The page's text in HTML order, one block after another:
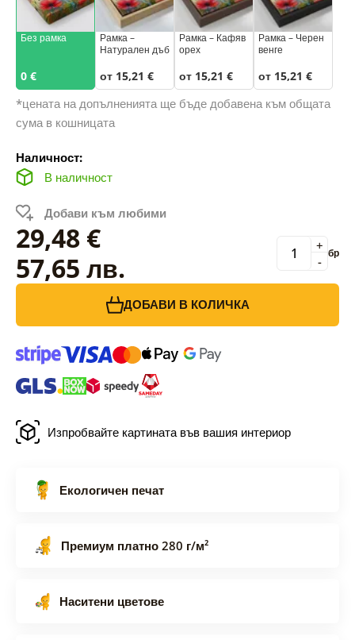
Без рамка
0 €
Рамка –
Натурален дъб
от 15,21 €
Рамка – Кафяв
орех
от 15,21 €
Рамка – Черен
венге
от 15,21 €
*цената на допълненията ще бъде добавена към общата
сума в кошницата
Наличност:
В наличност
Добави към любими
29,48 €
57,65 лв.
-
+ бр
ДОБАВИ В КОЛИЧКА
Изпробвайте картината във вашия интериор
Екологичен печат
Премиум платно 280 г/м²
Наситени цветове